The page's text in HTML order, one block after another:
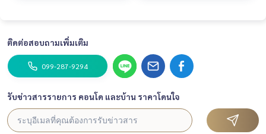
ติดต่อสอบถามเพิ่มเติม
099-287-9294
รับข่าวสารรายการ คอนโด และบ้าน ราคาโดนใจ